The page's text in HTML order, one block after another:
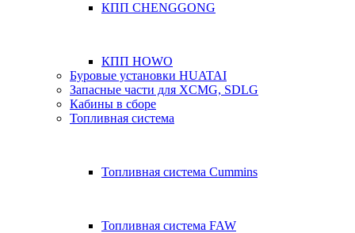
КПП CHENGGONG
КПП HOWO
Буровые установки HUATAI
Запасные части для XCMG, SDLG
Кабины в сборе
Топливная система
Топливная система Cummins
Топливная система FAW